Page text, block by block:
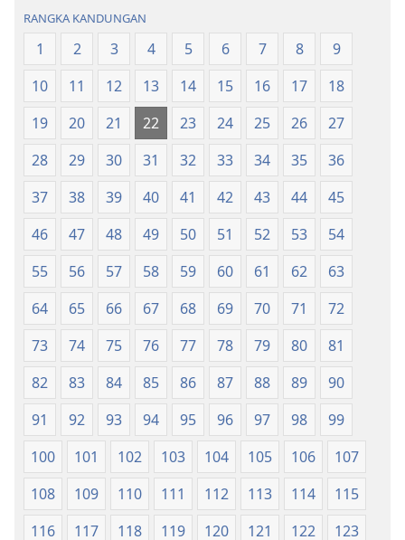
RANGKA KANDUNGAN
1 2 3 4 5 6 7 8
9
10
11 12 13 14 15 16 17
18
19
20 21 22 23 24 25 26
27
28
29 30 31 32 33 34 35
36
37
38 39 40 41 42 43 44
45
46
47 48 49 50 51 52 53
54
55
56 57 58 59 60 61 62
63
64
65 66 67 68 69 70 71
72
73
74 75 76 77 78 79 80
81
82
83 84 85 86 87 88 89
90
91
92 93 94 95 96 97 98
99
100
101 102 103 104 105 106
107
108
109 110 111 112 113 114
115
116
117 118 119 120 121 122
123